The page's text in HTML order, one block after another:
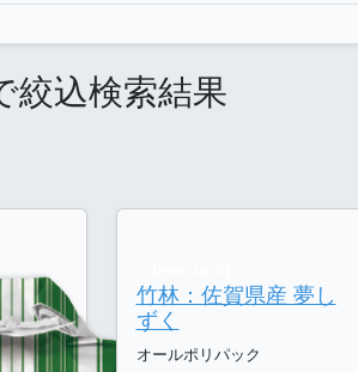
絞込検索結果
竹林：佐賀県産 夢し
ずく
オールポリパック